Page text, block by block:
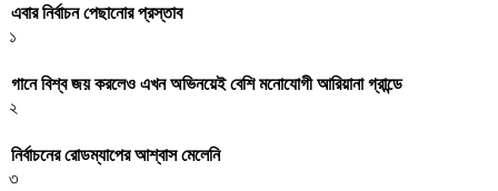
এবার নির্বাচন পেছানোর প্রস্তাব
১
গানে বিশ্ব জয় করলেও এখন অভিনয়েই বেশি মনোযোগী আরিয়ানা গ্রান্ডে
২
নির্বাচনের রোডম্যাপের আশ্বাস মেলেনি
৩